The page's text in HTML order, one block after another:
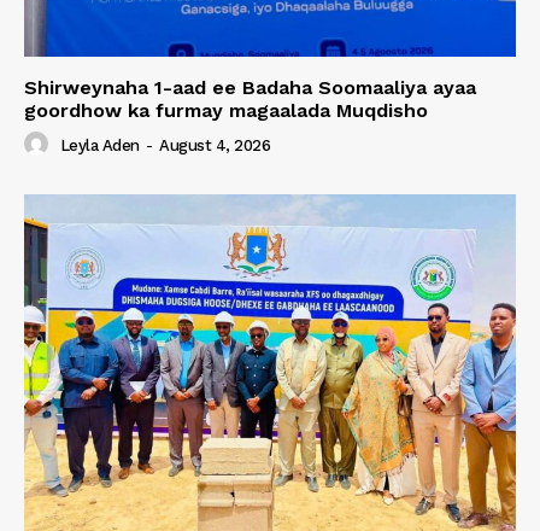
Shirweynaha 1-aad ee Badaha Soomaaliya ayaa
goordhow ka furmay magaalada Muqdisho
Leyla Aden - August 4, 2026